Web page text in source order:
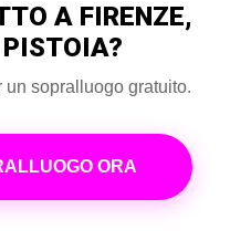
A FIRENZE,
sopralluogo gratuito.
ORA